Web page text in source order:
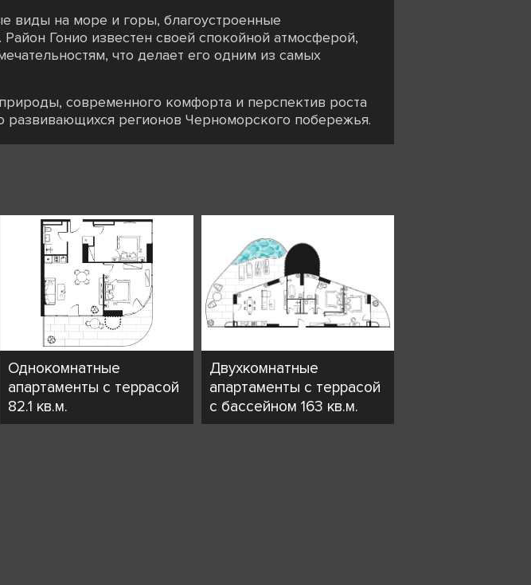
виды на море и горы, благоустроенные
Гонио известен своей спокойной атмосферой,
что делает его одним из самых
современного комфорта и перспектив роста
регионов Черноморского побережья.
Однокомнатные
апартаменты с террасой
82.1 кв.м.
Двухкомнатные
апартаменты с террасой
с бассейном 163 кв.м.